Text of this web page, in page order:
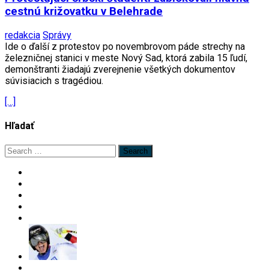
cestnú križovatku v Belehrade
redakcia Správy
Ide o ďalší z protestov po novembrovom páde strechy na
železničnej stanici v meste Nový Sad, ktorá zabila 15 ľudí,
demonštranti žiadajú zverejnenie všetkých dokumentov
súvisiacich s tragédiou.
[…]
Hľadať
Search
for: